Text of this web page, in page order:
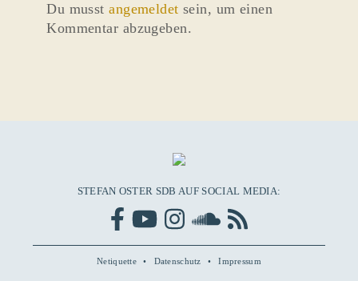
Du musstangemeldet sein, um einen
Kommentar abzugeben.
STEFAN OSTER SDB AUF SOCIAL MEDIA:
Netiquette Datenschutz Impressum